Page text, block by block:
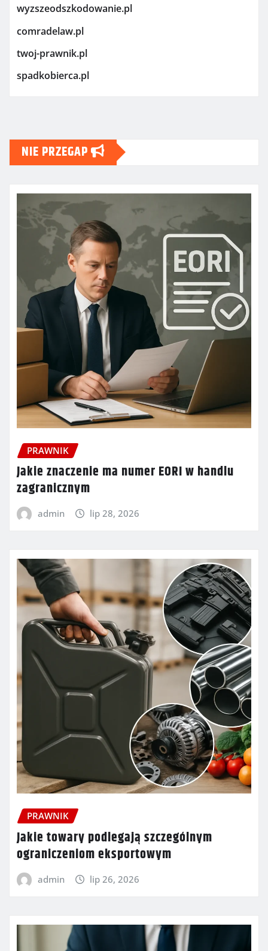
wyzszeodszkodowanie.pl
comradelaw.pl
twoj-prawnik.pl
spadkobierca.pl
NIE PRZEGAP
PRAWNIK
Jakie znaczenie ma numer EORI w handlu
zagranicznym
admin lip 28, 2026
PRAWNIK
Jakie towary podlegają szczególnym
ograniczeniom eksportowym
admin lip 26, 2026